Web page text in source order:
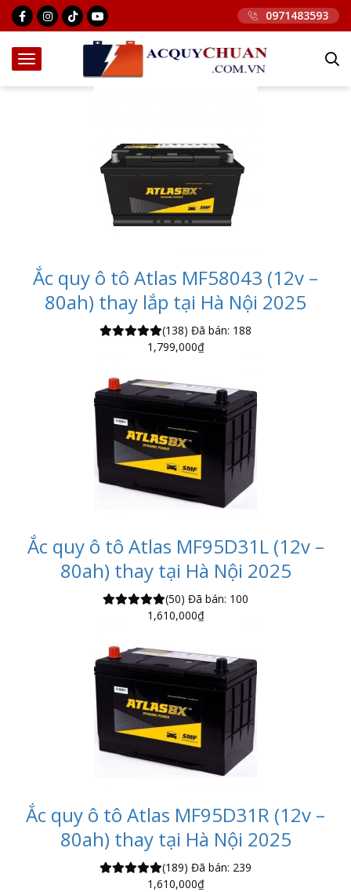
0971483593
Ắc quy ô tô Atlas MF58043 (12v –
80ah) thay lắp tại Hà Nội 2025
(138) Đã bán: 188
1,799,000₫
Ắc quy ô tô Atlas MF95D31L (12v –
80ah) thay tại Hà Nội 2025
(50) Đã bán: 100
1,610,000₫
Ắc quy ô tô Atlas MF95D31R (12v –
80ah) thay tại Hà Nội 2025
(189) Đã bán: 239
1,610,000₫